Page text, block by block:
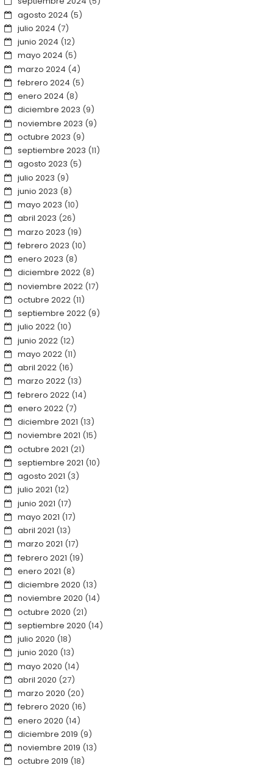
agosto 2024 (5)
julio 2024 (7)
junio 2024 (12)
mayo 2024 (5)
marzo 2024 (4)
febrero 2024 (5)
enero 2024 (8)
diciembre 2023 (9)
noviembre 2023 (9)
octubre 2023 (9)
septiembre 2023 (11)
agosto 2023 (5)
julio 2023 (9)
junio 2023 (8)
mayo 2023 (10)
abril 2023 (26)
marzo 2023 (19)
febrero 2023 (10)
enero 2023 (8)
diciembre 2022(8)
noviembre 2022(17)
octubre 2022(11)
septiembre 2022(9)
julio 2022(10)
junio 2022(12)
mayo 2022(11)
abril 2022(16)
marzo 2022(13)
febrero 2022(14)
enero 2022(7)
diciembre 2021 (13)
noviembre 2021 (15)
octubre 2021 (21)
septiembre 2021 (10)
agosto 2021 (3)
julio 2021 (12)
junio 2021 (17)
mayo 2021 (17)
abril 2021 (13)
marzo 2021 (17)
febrero 2021 (19)
enero 2021 (8)
diciembre 2020 (13)
noviembre 2020 (14)
octubre 2020 (21)
septiembre 2020 (14)
julio 2020 (18)
junio 2020 (13)
mayo 2020 (14)
abril 2020 (27)
marzo 2020 (20)
febrero 2020 (16)
enero 2020 (14)
diciembre 2019 (9)
noviembre 2019 (13)
octubre 2019 (18)